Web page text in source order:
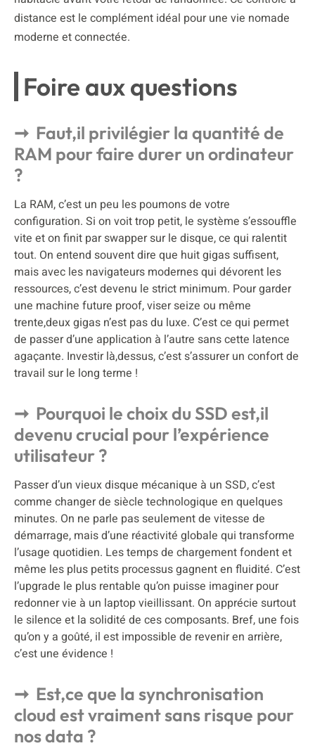
distance est le complément idéal pour une vie nomade
moderne et connectée.
Foire aux questions
Faut,il privilégier la quantité de
RAM pour faire durer un ordinateur
?
La RAM, c’est un peu les poumons de votre
configuration. Si on voit trop petit, le système s’essouffle
vite et on finit par swapper sur le disque, ce qui ralentit
tout. On entend souvent dire que huit gigas suffisent,
mais avec les navigateurs modernes qui dévorent les
ressources, c’est devenu le strict minimum. Pour garder
une machine future proof, viser seize ou même
trente,deux gigas n’est pas du luxe. C’est ce qui permet
de passer d’une application à l’autre sans cette latence
agaçante. Investir là,dessus, c’est s’assurer un confort de
travail sur le long terme !
Pourquoi le choix du SSD est,il
devenu crucial pour l’expérience
utilisateur ?
Passer d’un vieux disque mécanique à un SSD, c’est
comme changer de siècle technologique en quelques
minutes. On ne parle pas seulement de vitesse de
démarrage, mais d’une réactivité globale qui transforme
l’usage quotidien. Les temps de chargement fondent et
même les plus petits processus gagnent en fluidité. C’est
l’upgrade le plus rentable qu’on puisse imaginer pour
redonner vie à un laptop vieillissant. On apprécie surtout
le silence et la solidité de ces composants. Bref, une fois
qu’on y a goûté, il est impossible de revenir en arrière,
c’est une évidence !
Est,ce que la synchronisation
cloud est vraiment sans risque pour
nos data ?